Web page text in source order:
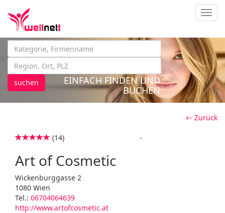
suchen
EINFACH FINDEN UND
BUCHEN
← Zurück
(14)
Art of Cosmetic
Wickenburggasse 2
1080 Wien
Tel.: 06704064639
http://www.artofcosmetic.at
-